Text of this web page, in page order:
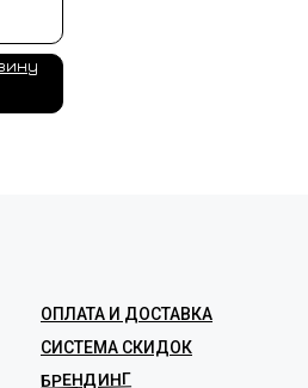
ОПЛАТА И ДОСТАВКА
СИСТЕМА СКИДОК
БРЕНДИНГ